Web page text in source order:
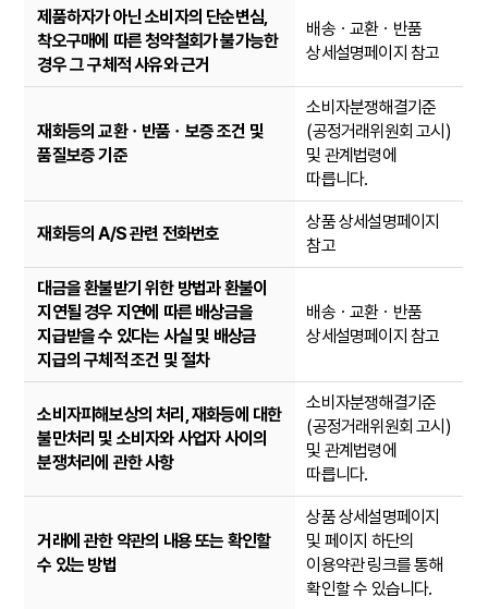
제품하자가 아닌 소비자의 단순변심,
착오구매에 따른 청약철회가 불가능한
경우 그 구체적 사유와 근거
배송ㆍ교환ㆍ반품
상세설명페이지 참고
재화등의 교환ㆍ반품ㆍ보증 조건 및
품질보증 기준
소비자분쟁해결기준
(공정거래위원회 고시)
및 관계법령에
따릅니다.
재화등의 A/S 관련 전화번호
상품 상세설명페이지
참고
대금을 환불받기 위한 방법과 환불이
지연될 경우 지연에 따른 배상금을
지급받을 수 있다는 사실 및 배상금
지급의 구체적 조건 및 절차
배송ㆍ교환ㆍ반품
상세설명페이지 참고
소비자피해보상의 처리, 재화등에 대한
불만처리 및 소비자와 사업자 사이의
분쟁처리에 관한 사항
소비자분쟁해결기준
(공정거래위원회 고시)
및 관계법령에
따릅니다.
거래에 관한 약관의 내용 또는 확인할
수 있는 방법
상품 상세설명페이지
및 페이지 하단의
이용약관 링크를 통해
확인할 수 있습니다.